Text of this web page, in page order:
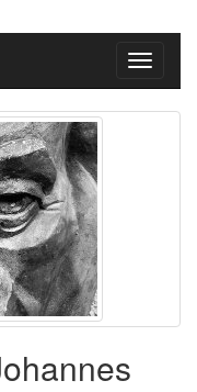
Toggle